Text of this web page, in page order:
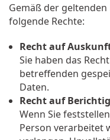
Gemäß der
folgende Rechte:
Recht auf
Sie haben das
betreffenden
Daten.
Recht auf
Wenn Sie
Person verarbeitet